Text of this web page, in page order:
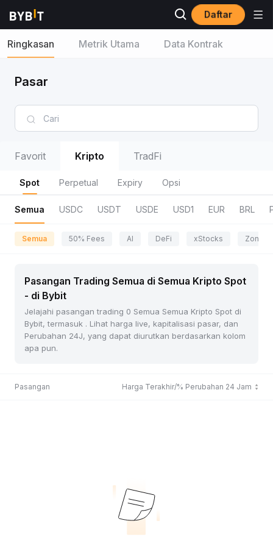
Daftar
Ringkasan Metrik Utama Data Kontrak
Pasar
Favorit Kripto TradFi
Spot Perpetual Expiry Opsi
Semua USDC USDT USDE USD1 EUR BRL
Semua 50% Fees AI DeFi xStocks Zona
Pasangan Trading Semua di Semua Kripto Spot
- di Bybit
Jelajahi pasangan trading 0 Semua Semua Kripto Spot di
Bybit, termasuk . Lihat harga live, kapitalisasi pasar, dan
Perubahan 24J, yang dapat diurutkan berdasarkan kolom
apa pun.
Pasangan Harga Terakhir/% Perubahan 24 Jam